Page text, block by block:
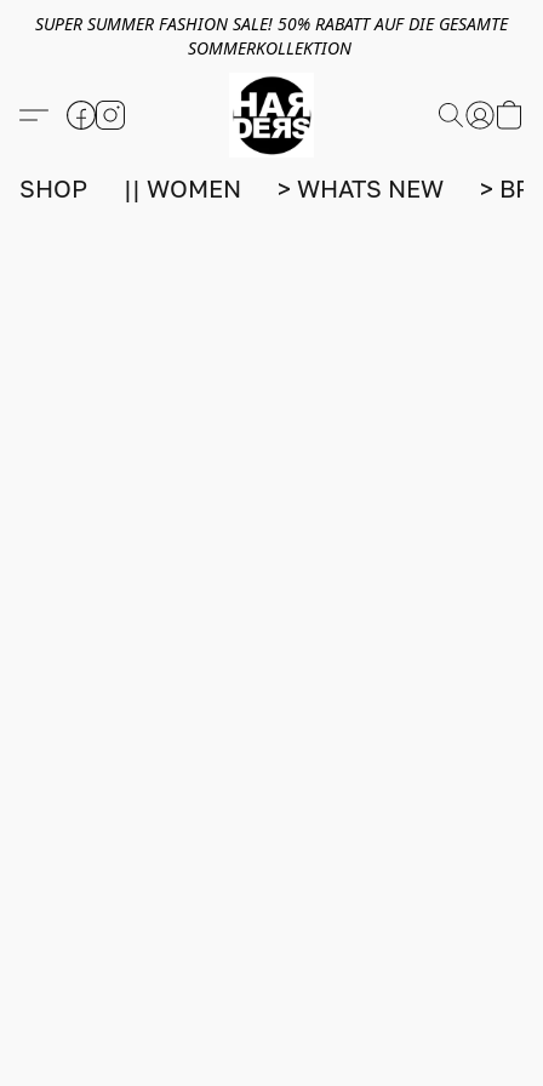
SUPER SUMMER FASHION SALE! 50% RABATT AUF DIE GESAMTE
SOMMERKOLLEKTION
SHOP || WOMEN > WHATS NEW >